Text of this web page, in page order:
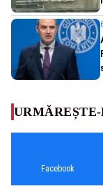
URMĂREȘTE-
Facebook